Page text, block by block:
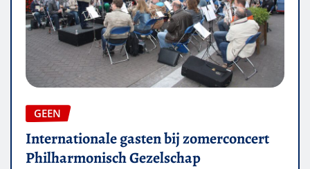
GEEN
Internationale gasten bij zomerconcert
Philharmonisch Gezelschap